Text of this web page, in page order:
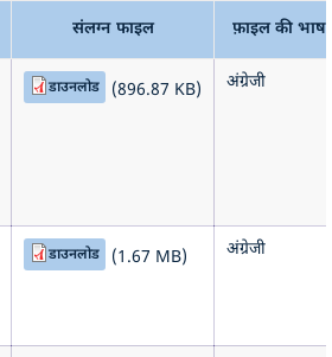
संलग्न फाइल फ़ाइल की भाषा
डाउनलोड (896.87 KB) अंग्रेजी
डाउनलोड (1.67 MB) अंग्रेजी